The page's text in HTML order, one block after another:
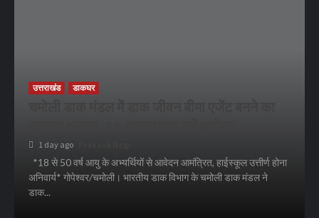
उत्तराखंड डाकघर
1 day ago
*18 से 50 वर्ष आयु के अभ्यर्थियों से आवेदन आमंत्रित, हाईस्कूल उत्तीर्ण होना
अनिवार्य* गोपेश्वर/चमोली। भारतीय डाक विभाग के चमोली डाक मंडल ने
डाक...